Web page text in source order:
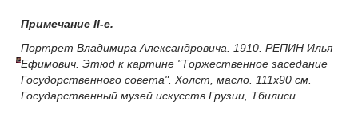
Примечание II-е.
Портрет Владимира Александровича. 1910. РЕПИН Илья
Ефимович. Этюд к картине "Торжественное заседание
Госудорственного совета". Холст, масло. 111x90 см.
Государственный музей искусств Грузии, Тбилиси.